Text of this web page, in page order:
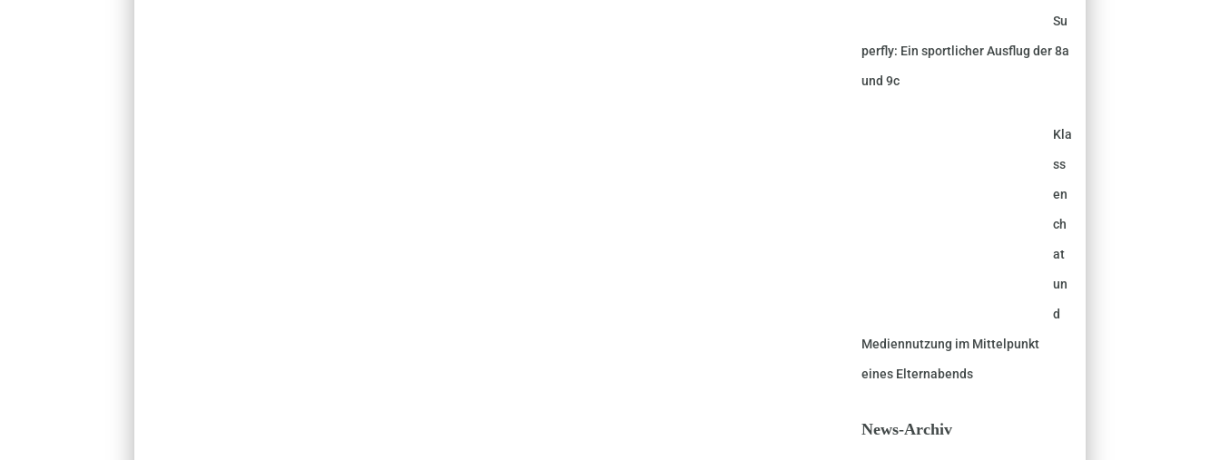
Su
perfly: Ein sportlicher Ausflug der 8a
und 9c
Kla
ss
en
ch
at
un
d
Mediennutzung im Mittelpunkt
eines Elternabends
News-Archiv